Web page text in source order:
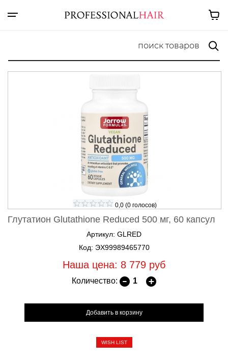
0,0(0голосов)
Глутатион Glutathione Reduced 500 мг, 60 капсул
Артикул: GLRED
Код: ЭХ99989465770
Наша цена: 8 779 руб
Количество:
WISH LIST